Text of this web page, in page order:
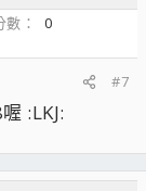
數
0
#7
:LKJ: